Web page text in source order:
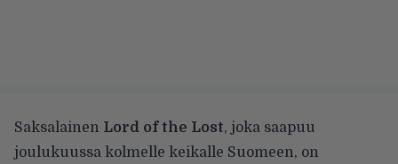
Saksalainen Lord of the Lost, joka saapuu
joulukuussa kolmelle keikalle Suomeen, on